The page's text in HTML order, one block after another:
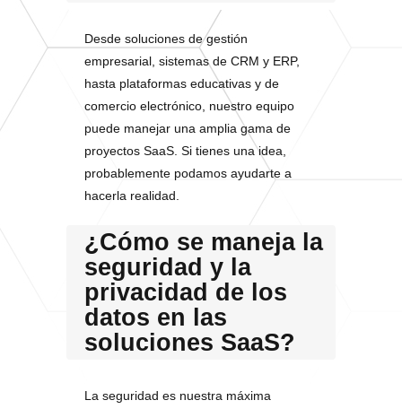
Desde soluciones de gestión
empresarial, sistemas de CRM y ERP,
hasta plataformas educativas y de
comercio electrónico, nuestro equipo
puede manejar una amplia gama de
proyectos SaaS. Si tienes una idea,
probablemente podamos ayudarte a
hacerla realidad.
¿Cómo se maneja la
seguridad y la
privacidad de los
datos en las
soluciones SaaS?
La seguridad es nuestra máxima